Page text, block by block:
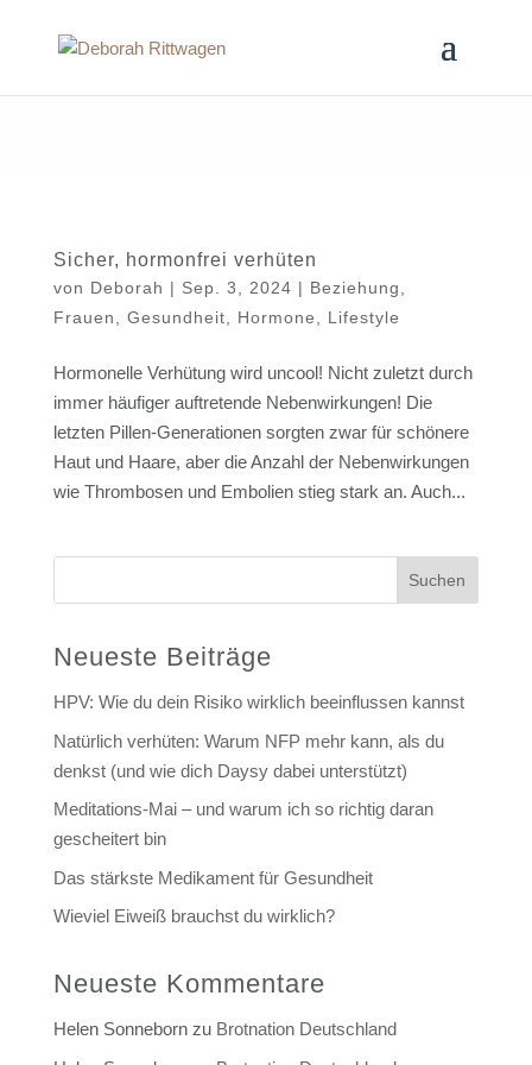
Sicher, hormonfrei verhüten
von Deborah | Sep. 3, 2024 | Beziehung
Frauen
Gesundheit Hormone Lifestyle
Hormonelle Verhütung wird uncool! Nicht zuletzt durch
immer häufiger auftretende Nebenwirkungen! Die
letzten Pillen-Generationen sorgten zwar für schönere
Haut und Haare, aber die Anzahl der Nebenwirkungen
wie Thrombosen und Embolien stieg stark an. Auch...
Suchen
Neueste Beiträge
HPV: Wie du dein Risiko wirklich beeinflussen kannst
Natürlich verhüten: Warum NFP mehr kann, als du
denkst (und wie dich Daysy dabei unterstützt)
Meditations-Mai – und warum ich so richtig daran
gescheitert bin
Das stärkste Medikament für Gesundheit
Wieviel Eiweiß brauchst du wirklich?
Neueste Kommentare
Helen Sonnebornzu Brotnation Deutschland